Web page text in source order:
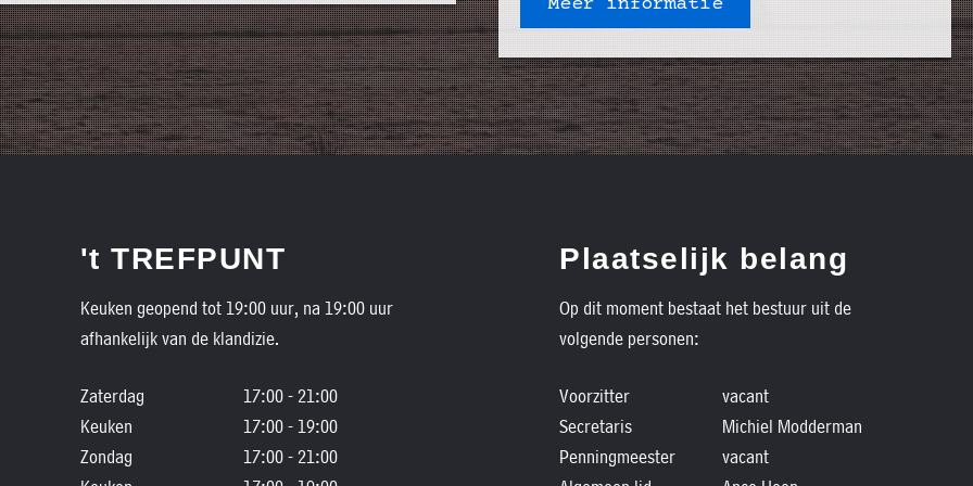
Meer informatie
't TREFPUNT
Keuken geopend tot 19:00 uur, na 19:00 uur
afhankelijk van de klandizie.
Zaterdag
17:00 - 21:00
Keuken
17:00 - 19:00
Zondag
17:00 - 21:00
Plaatselijk belang
Op dit moment bestaat het bestuur uit de
volgende personen:
Voorzitter
vacant
Secretaris
Michiel Modderman
Penningmeester
vacant